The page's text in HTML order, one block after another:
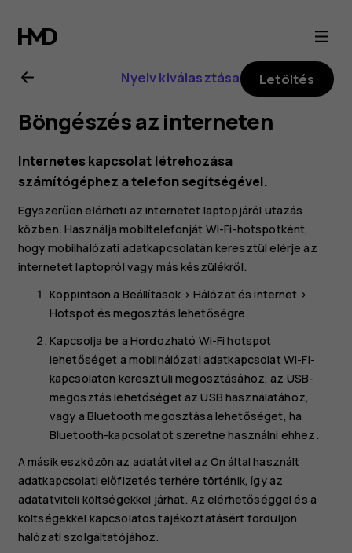
Nokia
4.2
felhasználói
kézikönyv
Nyelv kiválasztása Letöltés
Böngészés az interneten
Internetes kapcsolat létrehozása
számítógéphez a telefon segítségével.
Egyszerűen elérheti az internetet laptopjáról utazás
közben. Használja mobiltelefonját Wi-Fi-hotspotként,
hogy mobilhálózati adatkapcsolatán keresztül elérje az
internetet laptopról vagy más készülékről.
Koppintson a Beállítások > Hálózat és internet >
Hotspot és megosztás lehetőségre.
Kapcsolja be aHordozható Wi-Fi hotspot
lehetőséget a mobilhálózati adatkapcsolat Wi-Fi-
kapcsolaton keresztüli megosztásához, az USB-
megosztás lehetőséget az USB használatához,
vagy a Bluetooth megosztása lehetőséget, ha
Bluetooth-kapcsolatot szeretne használni ehhez.
A másik eszközön az adatátvitel az Ön által használt
adatkapcsolati előfizetés terhére történik, így az
adatátviteli költségekkel járhat. Az elérhetőséggel és a
költségekkel kapcsolatos tájékoztatásért forduljon
hálózati szolgáltatójához.